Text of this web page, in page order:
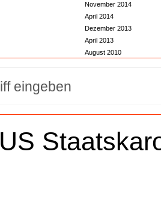
November 2014
April 2014
Dezember 2013
April 2013
August 2010
US